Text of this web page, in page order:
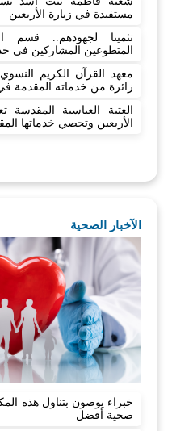
مستفيدة في زيارة الأربعين
تثمينا لجهودهم.. قسم
المتطوعين المشاركين في
زائرة من خدماته المقدمة في
العتبة العباسية
الأربعين وتحصي خدماتها
الآخبار الصحية
خبراء يوصون بتناول هذه
صحية أفضل